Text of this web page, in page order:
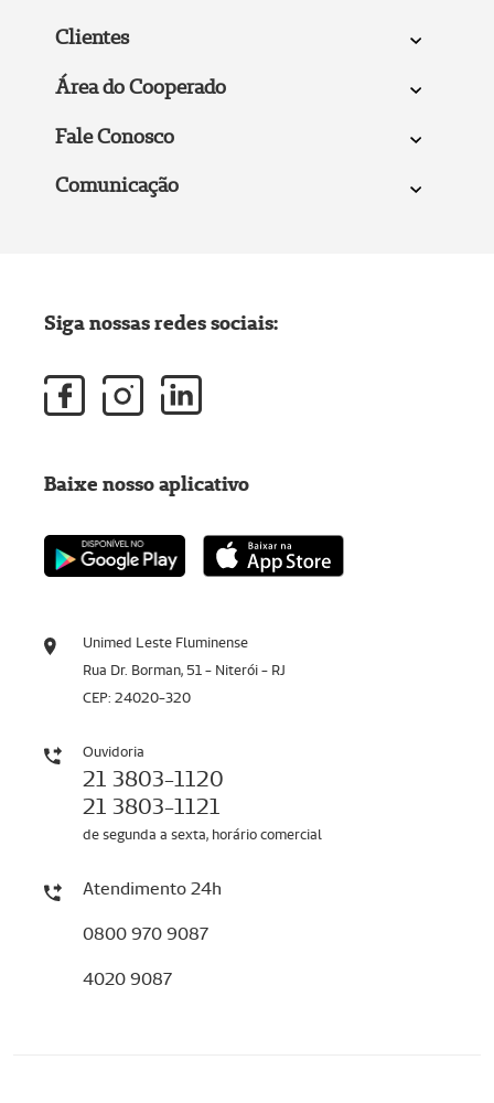
Clientes
Área do Cooperado
Fale Conosco
Comunicação
Unimed Leste Fluminense
Rua Dr. Borman, 51 - Niterói - RJ
CEP: 24020-320
Ouvidoria
21 3803-1120
21 3803-1121
de segunda a sexta, horário comercial
Atendimento 24h
0800 970 9087
4020 9087
Siga nossas redes sociais:
Baixe nosso aplicativo